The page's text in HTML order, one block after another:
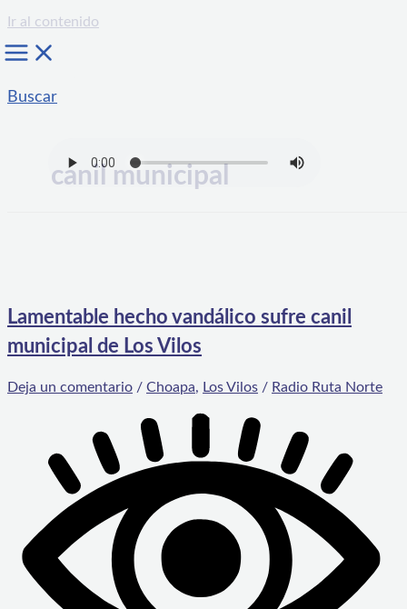
Ir al contenido
Buscar
canil municipal
Lamentable hecho vandálico sufre canil
municipal de Los Vilos
Deja un comentario / Choapa, Los Vilos / Radio Ruta Norte